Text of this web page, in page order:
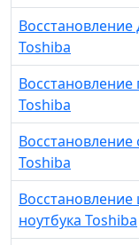
Восстановление
Toshiba
Восстановление
Toshiba
Восстановление
Toshiba
ноутбука Toshiba